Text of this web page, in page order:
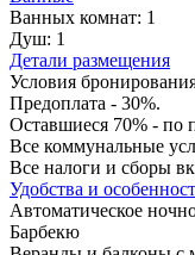
Ванных комнат: 1
Душ: 1
Детали размещения
Условия
Предоплата - 30%.
Оставшиеся 70% - по
Все коммунальные
Все налоги и сборы
Удобства и
Автоматическое
Барбекю